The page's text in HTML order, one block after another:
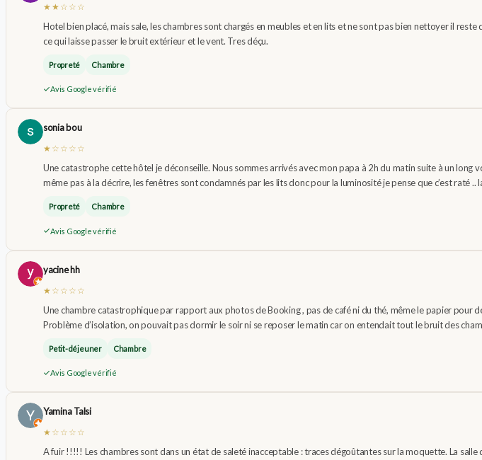
★★☆☆☆
Hotel bien placé, mais sale, les chambres sont chargés en meubles et en lits et ne sont pas bien nettoyer il
ce qui laisse passer le bruit extérieur et le vent. Tres déçu.
Propreté Chambre
Avis Google vérifié
sonia bou
★☆☆☆☆
Une catastrophe cette hôtel je déconseille. Nous sommes arrivés avec mon papa à 2h du matin suite à un long
même pas à la décrire, les fenêtres sont condamnés par les lits donc pour la luminosité je pense que c’est raté ..
Propreté Chambre
Avis Google vérifié
yacine hh
★☆☆☆☆
Une chambre catastrophique par rapport aux photos de Booking , pas de café ni du thé, même le papier pour
Problème d’isolation, on pouvait pas dormir le soir ni se reposer le matin car on entendait tout le bruit des
Petit-déjeuner Chambre
Avis Google vérifié
Yamina Talsi
★☆☆☆☆
A fuir !!!!! Les chambres sont dans un état de saleté inacceptable : traces dégoûtantes sur la moquette. La